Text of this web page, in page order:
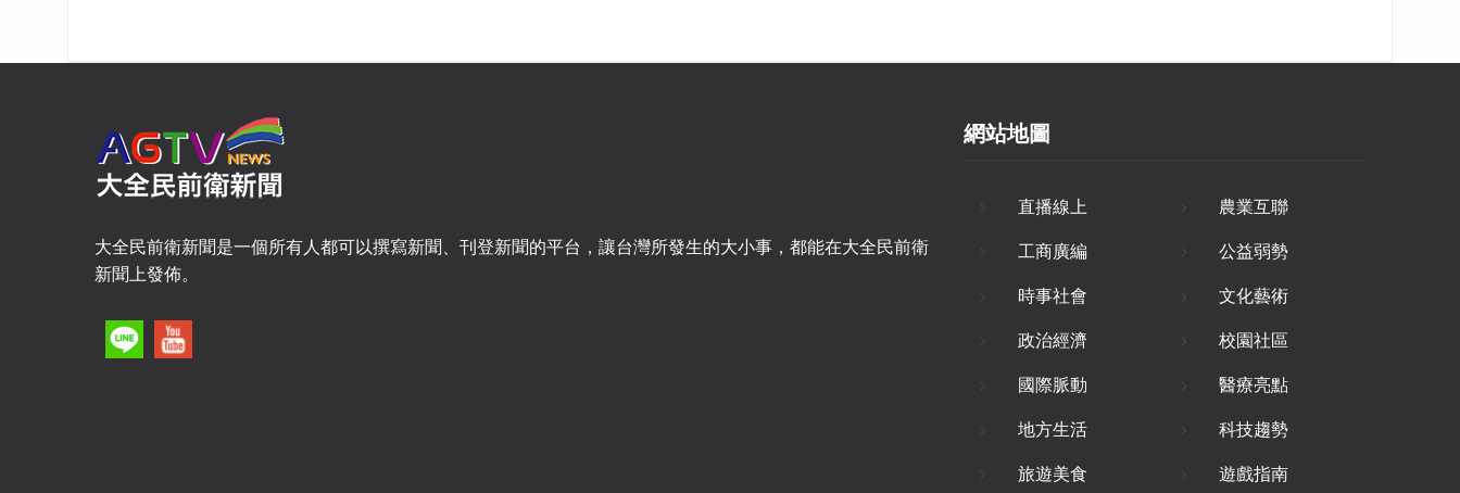
大全民前衛新聞是一個所有人都可以撰寫新聞、刊登新聞的平台，讓台灣所發生的大小事，都能在大全民前衛
新聞上發佈。
網站地圖
直播線上
工商廣編
時事社會
政治經濟
國際脈動
地方生活
旅遊美食
農業互聯
公益弱勢
文化藝術
校園社區
醫療亮點
科技趨勢
遊戲指南